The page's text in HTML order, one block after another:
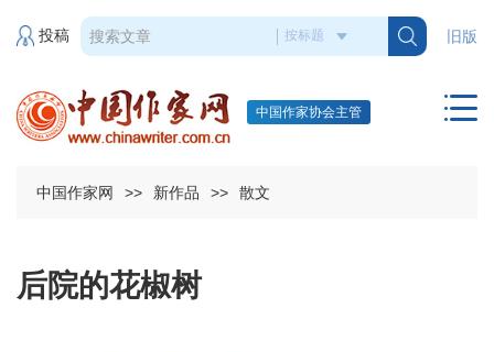
旧版
投稿
中国作家协会主管
中国作家网 >> 新作品 >> 散文
后院的花椒树